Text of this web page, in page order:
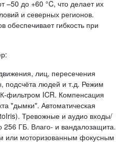
–50 до +60 °C, что делает их
и северных регионов.
обеспечивает гибкость при
лиц, пересечения
подсчёта людей и т.д. Режим
фильтром ICR. Компенсация
"дымки". Автоматическая
Тревожные и аудио входы/
256 ГБ. Влаго- и вандалозащита.
или моторизованным фокусным